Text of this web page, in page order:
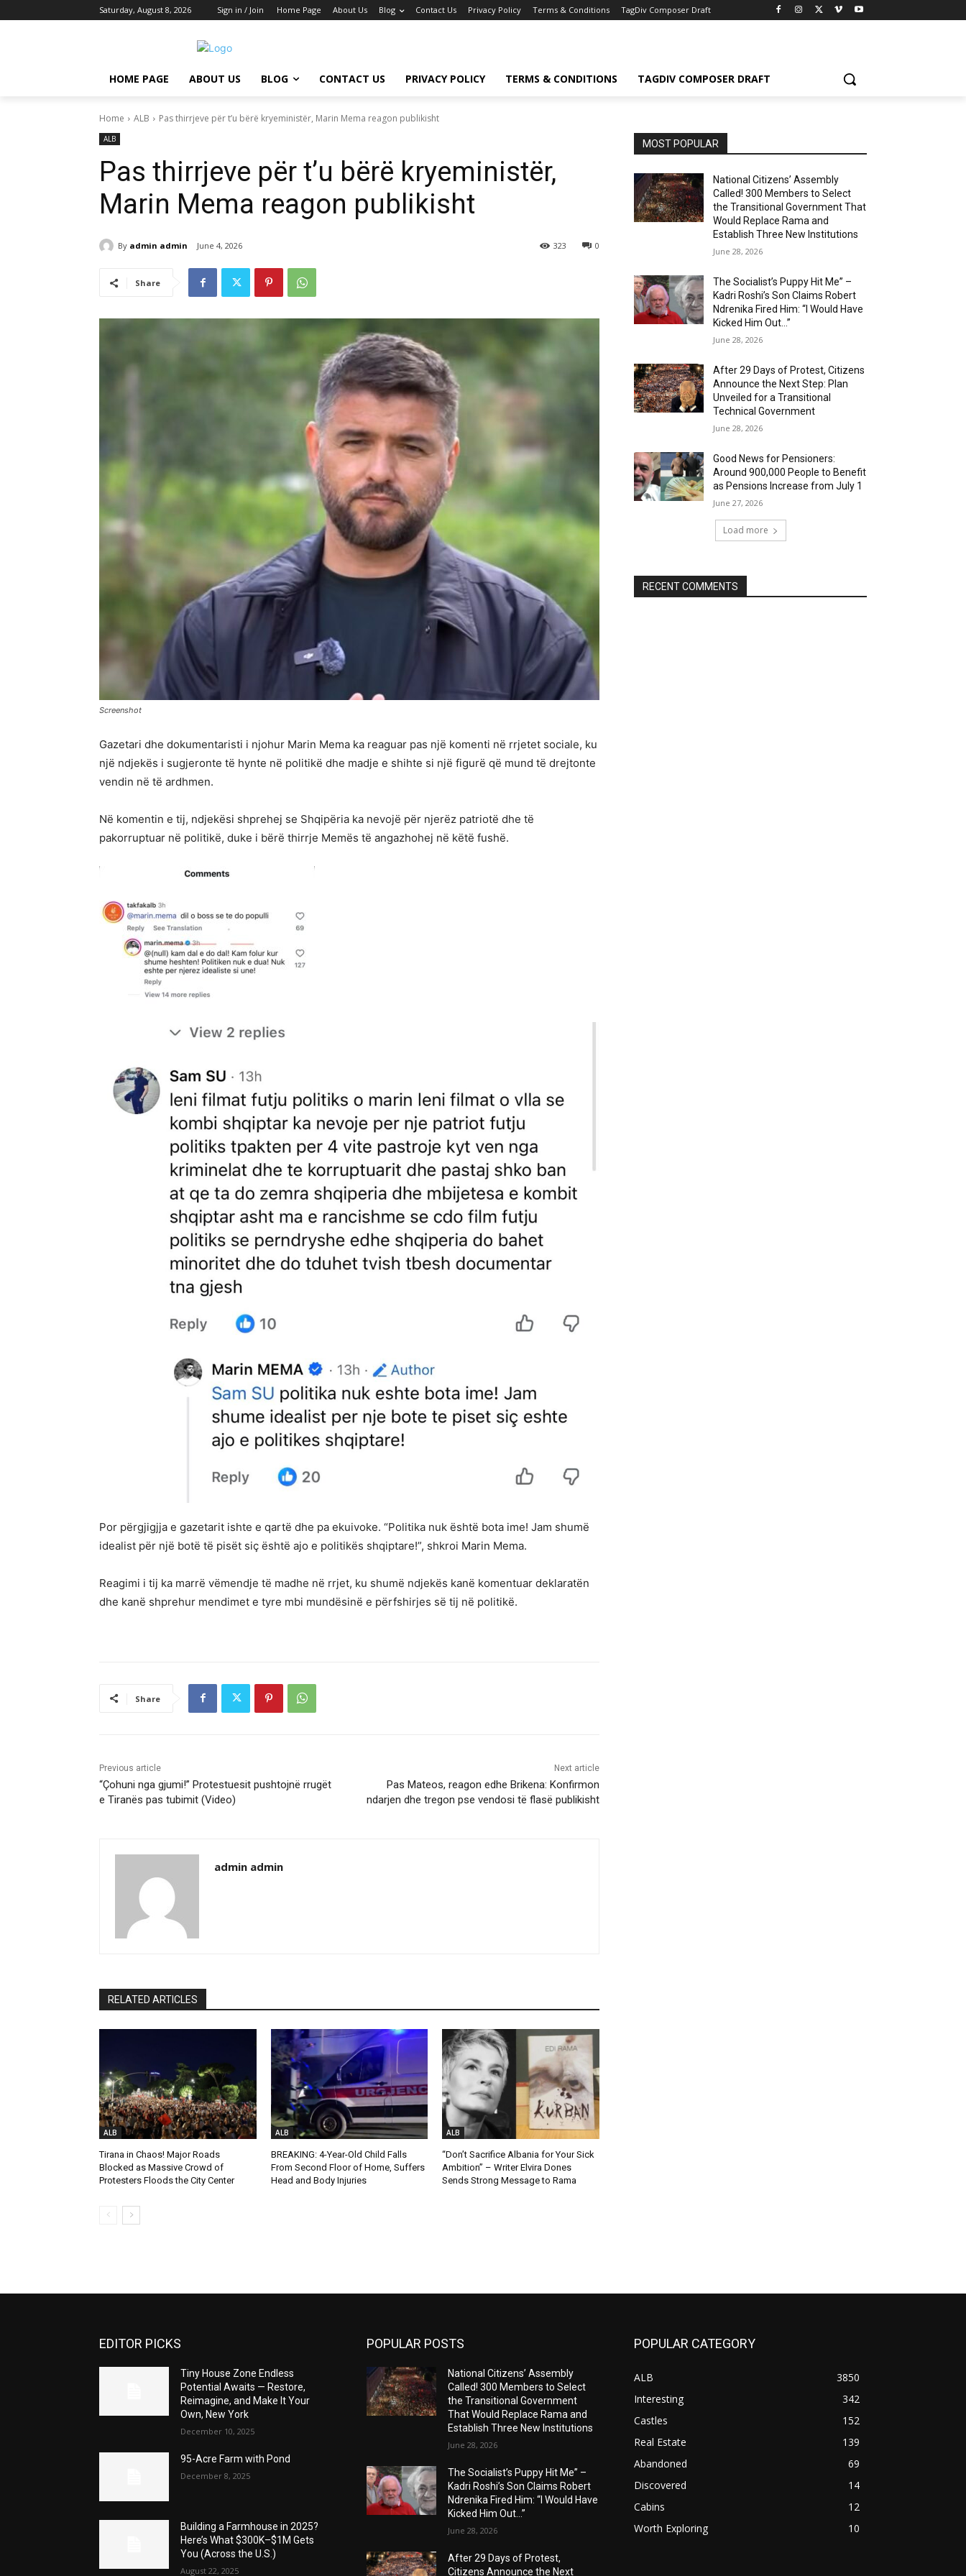
Saturday, August 8, 2026 Sign in / Join Home Page About Us Blog Contact Us Privacy Policy Terms & Conditions TagDiv Composer Draft
HOME PAGE ABOUT US BLOG CONTACT US PRIVACY POLICY TERMS & CONDITIONS TAGDIV COMPOSER DRAFT
Home ALB Pas thirrjeve për t’u bërë kryeministër, Marin Mema reagon publikisht
ALB
Pas thirrjeve për t’u bërë kryeministër,
Marin Mema reagon publikisht
By admin admin June 4, 2026 0
323
Share
Screenshot
Gazetari dhe dokumentaristi i njohur Marin Mema ka reaguar pas një komenti në rrjetet sociale, ku
një ndjekës i sugjeronte të hynte në politikë dhe madje e shihte si një figurë që mund të drejtonte
vendin në të ardhmen.
Në komentin e tij, ndjekësi shprehej se Shqipëria ka nevojë për njerëz patriotë dhe të
pakorruptuar në politikë, duke i bërë thirrje Memës të angazhohej në këtë fushë.
Por përgjigjja e gazetarit ishte e qartë dhe pa ekuivoke. “Politika nuk është bota ime! Jam shumë
idealist për një botë të pisët siç është ajo e politikës shqiptare!”, shkroi Marin Mema.
Reagimi i tij ka marrë vëmendje të madhe në rrjet, ku shumë ndjekës kanë komentuar deklaratën
dhe kanë shprehur mendimet e tyre mbi mundësinë e përfshirjes së tij në politikë.
Share
Previous article
“Çohuni nga gjumi!” Protestuesit pushtojnë rrugët
e Tiranës pas tubimit (Video)
Next article
Pas Mateos, reagon edhe Brikena: Konfirmon
ndarjen dhe tregon pse vendosi të flasë publikisht
admin admin
RELATED ARTICLES
ALB
Tirana in Chaos! Major Roads
Blocked as Massive Crowd of
Protesters Floods the City Center
ALB
BREAKING: 4-Year-Old Child Falls
From Second Floor of Home, Suffers
Head and Body Injuries
ALB
“Don’t Sacrifice Albania for Your Sick
Ambition” – Writer Elvira Dones
Sends Strong Message to Rama
MOST POPULAR
National Citizens’ Assembly
Called! 300 Members to Select
the Transitional Government That
Would Replace Rama and
Establish Three New Institutions
June 28, 2026
The Socialist’s Puppy Hit Me” –
Kadri Roshi’s Son Claims Robert
Ndrenika Fired Him: “I Would Have
Kicked Him Out…”
June 28, 2026
After 29 Days of Protest, Citizens
Announce the Next Step: Plan
Unveiled for a Transitional
Technical Government
June 28, 2026
Good News for Pensioners:
Around 900,000 People to Benefit
as Pensions Increase from July 1
June 27, 2026
Load more
RECENT COMMENTS
EDITOR PICKS
Tiny House Zone Endless
Potential Awaits — Restore,
Reimagine, and Make It Your
Own, New York
December 10, 2025
95-Acre Farm with Pond
December 8, 2025
Building a Farmhouse in 2025?
Here’s What $300K–$1M Gets
You (Across the U.S.)
August 22, 2025
POPULAR POSTS
National Citizens’ Assembly
Called! 300 Members to Select
the Transitional Government
That Would Replace Rama and
Establish Three New Institutions
June 28, 2026
The Socialist’s Puppy Hit Me” –
Kadri Roshi’s Son Claims Robert
Ndrenika Fired Him: “I Would Have
Kicked Him Out…”
June 28, 2026
After 29 Days of Protest,
Citizens Announce the Next
POPULAR CATEGORY
ALB
3850
Interesting
342
Castles
152
Real Estate
139
Abandoned
69
Discovered
14
Cabins
12
Worth Exploring
10